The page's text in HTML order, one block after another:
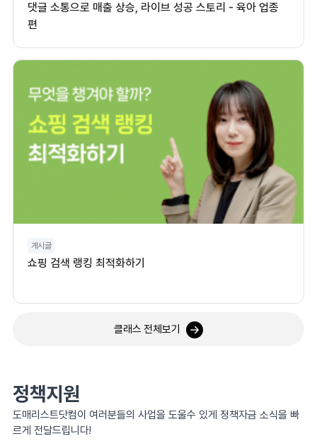
댓글 소통으로 매출 상승, 라이브 성공 스토리 - 육아 업종
편
게시글
쇼핑 검색 랭킹 최적화하기
클래스 전체보기
정책지원
도매리스트닷컴이 여러분들의 사업을 도울수 있게 정책자금 소식을 빠
르게 전달드립니다!